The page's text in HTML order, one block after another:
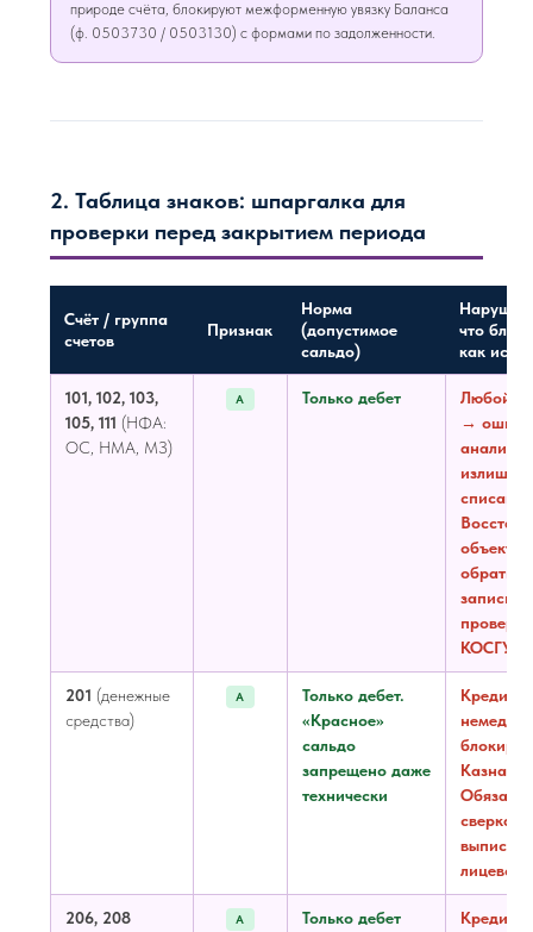
природе счёта, блокируют межформенную увязку Баланса
(ф. 0503730 / 0503130) с формами по задолженности.
2. Таблица знаков: шпаргалка для
проверки перед закрытием периода
Счёт / группа
счетов
Признак
Норма
(допустимое
сальдо)
что
как
101, 102, 103,
105, 111 (НФА:
ОС, НМА, МЗ)
А Только дебет
Любой
→
излишнее
объект
обратной
записью,
КОСГУ
201 (денежные
средства)
А
Только дебет.
«Красное»
сальдо
запрещено даже
технически
Кредит
сверка с
206, 208
А Только дебет
Кредит